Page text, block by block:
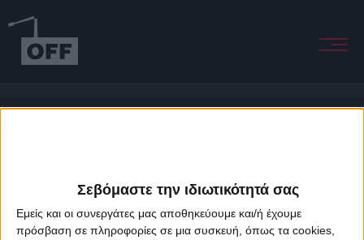
Σεβόμαστε την ιδιωτικότητά σας
Εμείς και οι συνεργάτες μας αποθηκεύουμε και/ή έχουμε
πρόσβαση σε πληροφορίες σε μια συσκευή, όπως τα cookies,